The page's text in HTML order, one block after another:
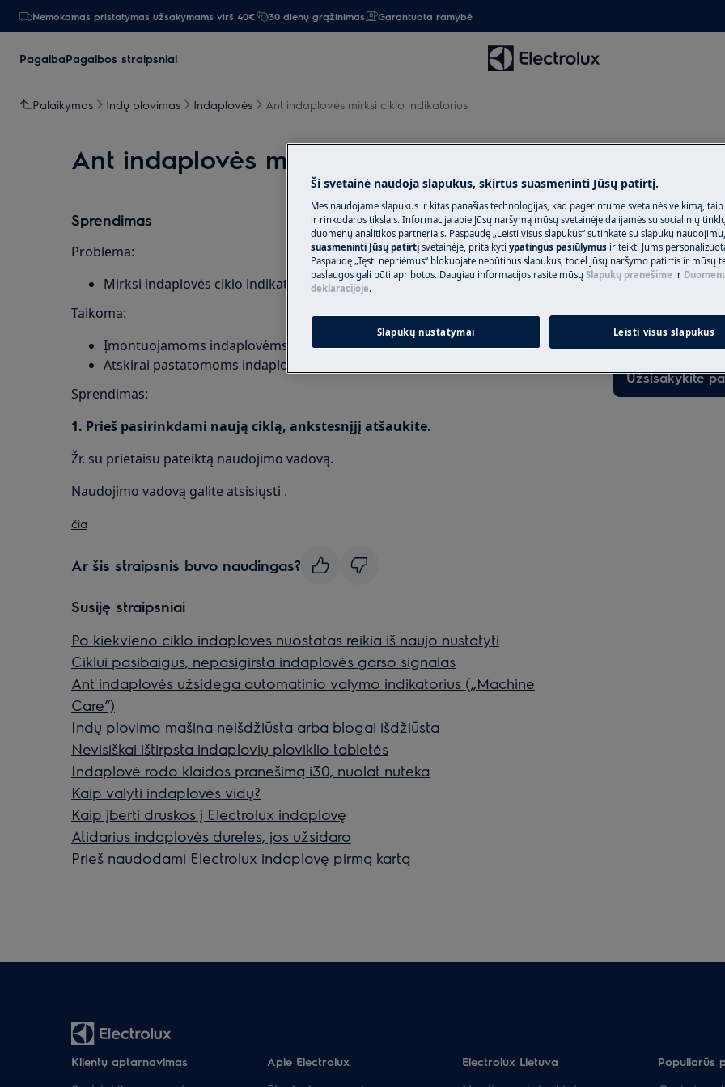
Nemokamas pristatymas užsakymams virš 40€ 30 dienų grąžinimas Garantuota ramybė
PagalbaPagalbos straipsniai
Palaikymas Indų plovimas Indaplovės Ant indaplovės mirksi ciklo indikatorius
Ant indaplovės mirksi ciklo indikatorius
Sprendimas
Problema:
Mirksi indaplovės ciklo indikatoriaus lemputė
Taikoma:
Įmontuojamoms indaplovėms
Atskirai pastatomoms indaplovėms
Sprendimas:
1. Prieš pasirinkdami naują ciklą, ankstesnįjį atšaukite.
Žr. su prietaisu pateiktą naudojimo vadovą.
Naudojimo vadovą galite atsisiųsti .
čia
Ar šis straipsnis buvo naudingas?
Susiję straipsniai
Po kiekvieno ciklo indaplovės nuostatas reikia iš naujo nustatyti
Ciklui pasibaigus, nepasigirsta indaplovės garso signalas
Ant indaplovės užsidega automatinio valymo indikatorius („Machine
Care“)
Indų plovimo mašina neišdžiūsta arba blogai išdžiūsta
Nevisiškai ištirpsta indaplovių ploviklio tabletės
Indaplovė rodo klaidos pranešimą i30, nuolat nuteka
Kaip valyti indaplovės vidų?
Kaip įberti druskos į Electrolux indaplovę
Atidarius indaplovės dureles, jos užsidaro
Prieš naudodami Electrolux indaplovę pirmą kartą
Užsisakykite
Baigėsi prietaiso
pasirūpinti jo
įeina mokestis
Užsisakykite
Klientų aptarnavimas Apie Electrolux Electrolux Lietuva Populiarūs
Ši svetainė naudoja slapukus, skirtus suasmeninti Jūsų patirtį.
Mes naudojame slapukus ir kitas panašias technologijas, kad pagerintume svetainės veikimą,
ir rinkodaros tikslais. Informacija apie Jūsų naršymą mūsų svetainėje dalijamės su socialinių
duomenų analitikos partneriais. Paspaudę „Leisti visus slapukus“ sutinkate su slapukų
suasmeninti Jūsų patirtį svetainėje, pritaikyti ypatingus pasiūlymus ir teikti Jums
Paspaudę „Tęsti nepriėmus“ blokuojate nebūtinus slapukus, todėl Jūsų naršymo patirtis ir mūsų
paslaugos gali būti apribotos. Daugiau informacijos rasite mūsų Slapukų pranešime ir
deklaracijoje.
Slapukų nustatymai Leisti visus slapukus